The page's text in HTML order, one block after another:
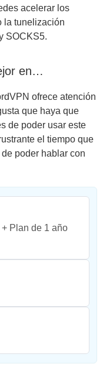
acelerar los
la tunelización
SOCKS5.
en…
ofrece atención
que haya que
de poder usar este
el tiempo que
poder hablar con
Plan de 1 año